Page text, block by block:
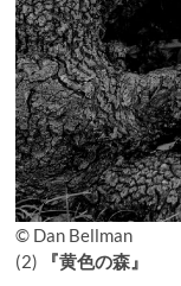
© Dan Bellman
(2)
『黄色の森』